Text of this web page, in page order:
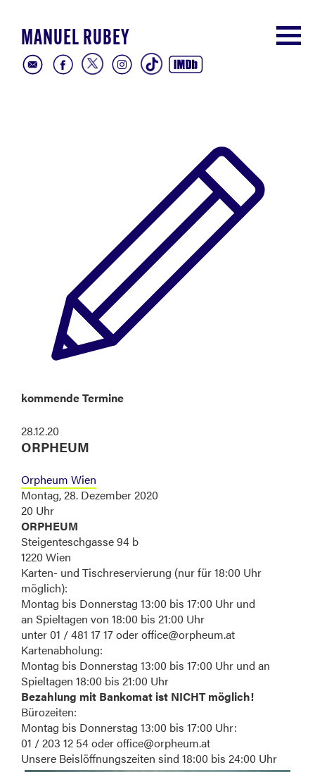
MANUEL RUBEY
kommende Termine
28.12.20
ORPHEUM
Orpheum Wien
Montag, 28. Dezember 2020
20 Uhr
ORPHEUM
Steigenteschgasse 94 b
1220 Wien
Karten- und Tischreservierung (nur für 18:00 Uhr
möglich):
Montag bis Donnerstag 13:00 bis 17:00 Uhr und
an Spieltagen von 18:00 bis 21:00 Uhr
unter 01 / 481 17 17 oder office@orpheum.at
Kartenabholung:
Montag bis Donnerstag 13:00 bis 17:00 Uhr und an
Spieltagen 18:00 bis 21:00 Uhr
Bezahlung mit Bankomat ist NICHT möglich!
Bürozeiten:
Montag bis Donnerstag 13:00 bis 17:00 Uhr:
01 / 203 12 54 oder office@orpheum.at
Unsere Beislöffnungszeiten sind 18:00 bis 24:00 Uhr